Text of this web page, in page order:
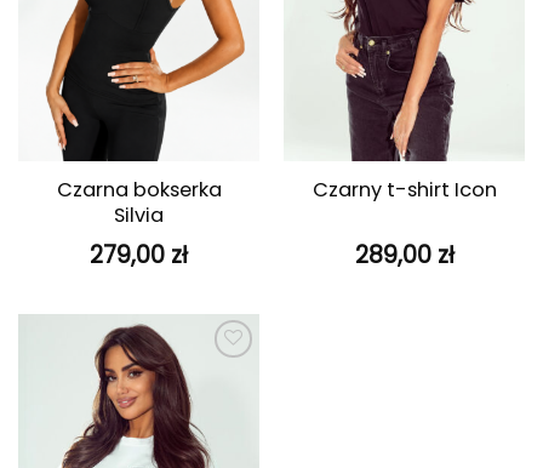
Czarna bokserka
Silvia
279,00 zł
Czarny t-shirt Icon
289,00 zł
Dodaj do
ulubionych